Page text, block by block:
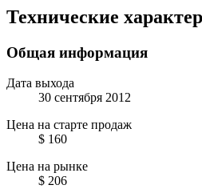
Технические
Общая информация
Дата выхода
30 сентября 2012
Цена на старте продаж
$ 160
Цена на рынке
$ 206